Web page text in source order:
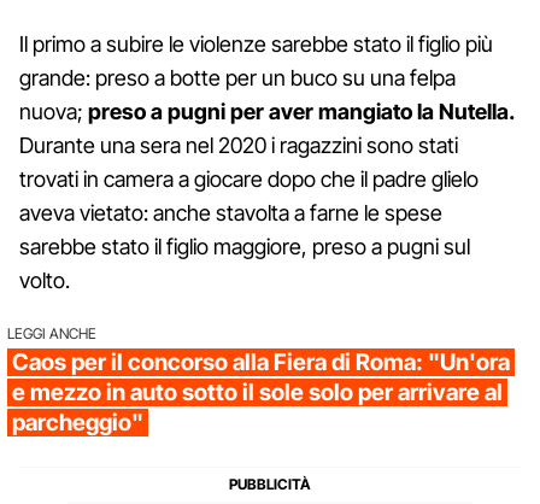
Il primo a subire le violenze sarebbe stato il figlio più
grande: preso a botte per un buco su una felpa
nuova; preso a pugni per aver mangiato la Nutella.
Durante una sera nel 2020 i ragazzini sono stati
trovati in camera a giocare dopo che il padre glielo
aveva vietato: anche stavolta a farne le spese
sarebbe stato il figlio maggiore, preso a pugni sul
volto.
LEGGI ANCHE
Caos per il concorso alla Fiera di Roma: "Un'ora
e mezzo in auto sotto il sole solo per arrivare al
parcheggio"